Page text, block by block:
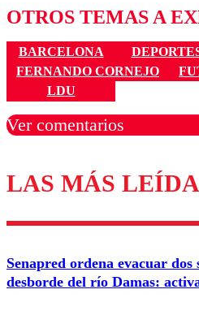
OTROS TEMAS A
BARCELONA
FERNANDO CORNEJO
LDU
Ver comentarios
Los comentarios son
diálogo
Nombre
Correo
LAS MÁS
Senapred ordena evacuar
desborde del río Damas: